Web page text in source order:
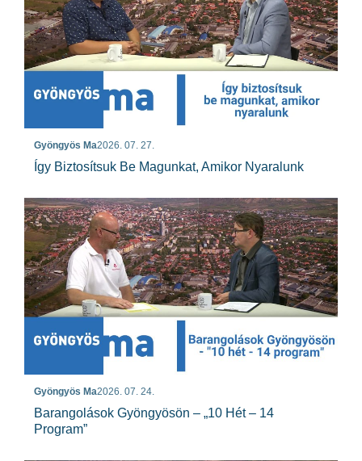
Gyöngyös Ma2026. 07. 27.
Így Biztosítsuk Be Magunkat, Amikor Nyaralunk
Gyöngyös Ma2026. 07. 24.
Barangolások Gyöngyösön – „10 Hét – 14
Program”